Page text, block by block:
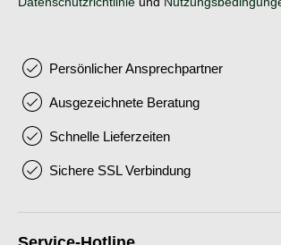
Persönlicher Ansprechpartner
Ausgezeichnete Beratung
Schnelle Lieferzeiten
Sichere SSL Verbindung